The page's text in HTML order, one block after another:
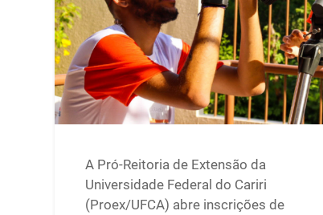
A Pró-Reitoria de Extensão da
Universidade Federal do Cariri
(Proex/UFCA) abre inscrições de